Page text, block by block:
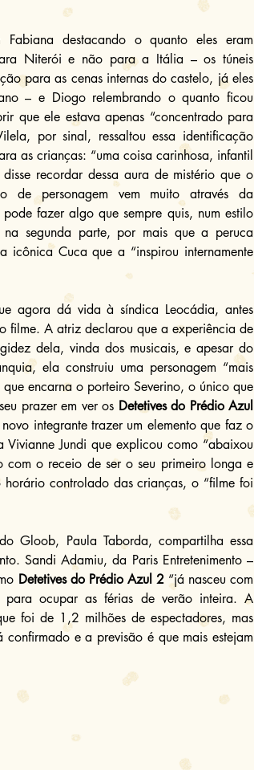
destacando o quanto eles eram
Niterói e não para a Itália – os túneis
para as cenas internas do castelo, já eles
– e Diogo relembrando o quanto ficou
que ele estava apenas “concentrado para
por sinal, ressaltou essa identificação
as crianças: “uma coisa carinhosa, infantil
recordar dessa aura de mistério que o
de personagem vem muito através da
fazer algo que sempre quis, num estilo
segunda parte, por mais que a peruca
Cuca que a “inspirou internamente
agora dá vida à síndica Leocádia, antes
filme. A atriz declarou que a experiência de
dela, vinda dos musicais, e apesar do
ela construiu uma personagem “mais
encarna o porteiro Severino, o único que
prazer em ver os Detetives do Prédio Azul
integrante trazer um elemento que faz o
Jundi que explicou como “abaixou
com o receio de ser o seu primeiro longa e
controlado das crianças, o “filme foi
Gloob, Paula Taborda, compartilha essa
Sandi Adamiu, da Paris Entretenimento –
Detetives do Prédio Azul 2 “já nasceu com
para ocupar as férias de verão inteira. A
foi de 1,2 milhões de espectadores, mas
e a previsão é que mais estejam